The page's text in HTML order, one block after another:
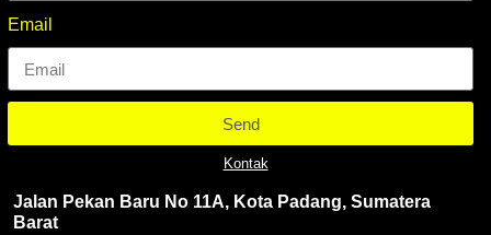
Email
Send
Kontak
Jalan Pekan Baru No 11A, Kota Padang, Sumatera
Barat